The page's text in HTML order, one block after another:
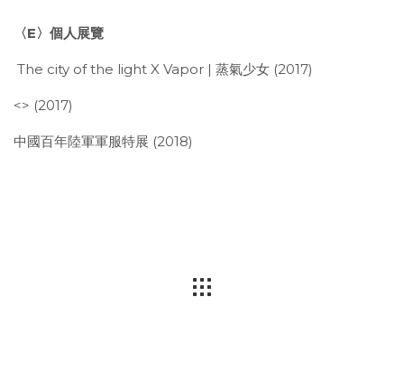
〈E〉個人展覽
The city of the light X Vapor | 蒸氣少女 (2017)
<> (2017)
中國百年陸軍軍服特展 (2018)